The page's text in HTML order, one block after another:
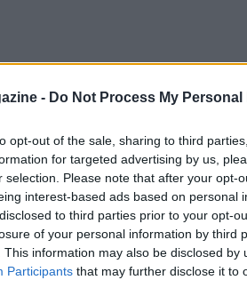
- Do Not Process My
opt-out of the sale, sharing to third
for targeted advertising by us,
selection. Please note that after your opt-
interest-based ads based on personal
to third parties prior to your opt-
of your personal information by third
This information may also be disclosed by
Participants that may further disclose it to
prodotto una serie di
Franziska KocheMireia
si sono disputate in
giovani promesse sia